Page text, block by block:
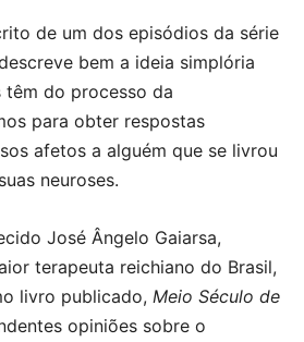
de um dos episódios da série
bem a ideia simplória
têm do processo da
para obter respostas
afetos a alguém que se livrou
neuroses.
José Ângelo Gaiarsa,
terapeuta reichiano do Brasil,
livro publicado, Meio Século de
opiniões sobre o